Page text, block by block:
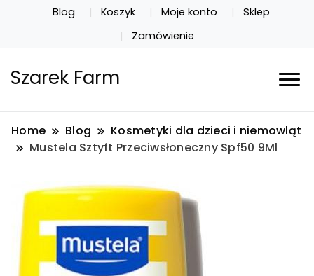
Blog Koszyk Moje konto
Sklep
Zamówienie
Szarek Farm
Home Blog
Kosmetyki dla dzieci i niemowląt
Mustela Sztyft Przeciwsłoneczny Spf50 9Ml